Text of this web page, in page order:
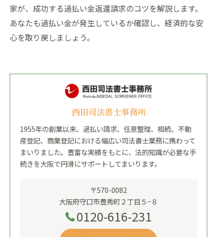
家が、成功する過払い金返還請求のコツを解説します。
あなたも過払い金が発生しているか確認し、経済的な安
心を取り戻しましょう。
西田司法書士事務所
1955年の創業以来、過払い請求、任意整理、相続、不動
産登記、商業登記における幅広い司法書士業務に携わって
まいりました。豊富な実績をもとに、法的知識が必要な手
続きを大阪で円滑にサポートしてまいります。
〒570-0082
大阪府守口市豊秀町２丁目５−８
0120-616-231